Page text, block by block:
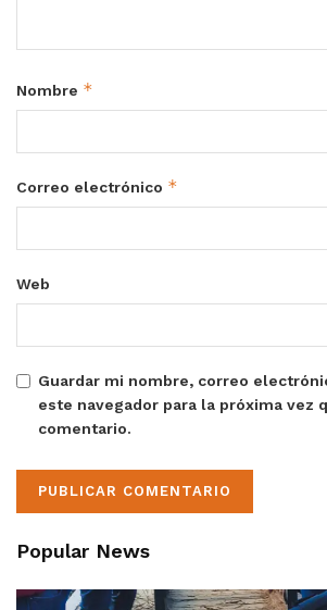
Nombre *
Correo electrónico *
Web
Guardar mi nombre, correo
este navegador para la próxima vez
comentario.
Popular News